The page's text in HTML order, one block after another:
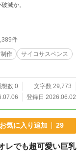
滅か。
件
作
サイコサスペンス
想数 0
文字数 29,773
登録日 2026.06.02
お気に入り追加 29
レでも超可愛い巨乳